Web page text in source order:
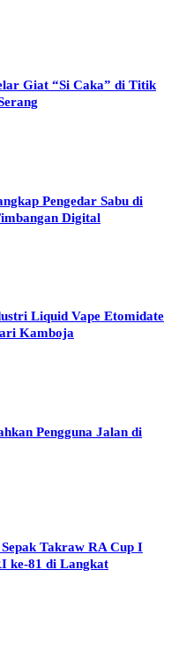
Giat “Si Caka” di Titik
Pengedar Sabu di
Digital
Liquid Vape Etomidate
Kamboja
Pengguna Jalan di
Takraw RA Cup I
ke-81 di Langkat